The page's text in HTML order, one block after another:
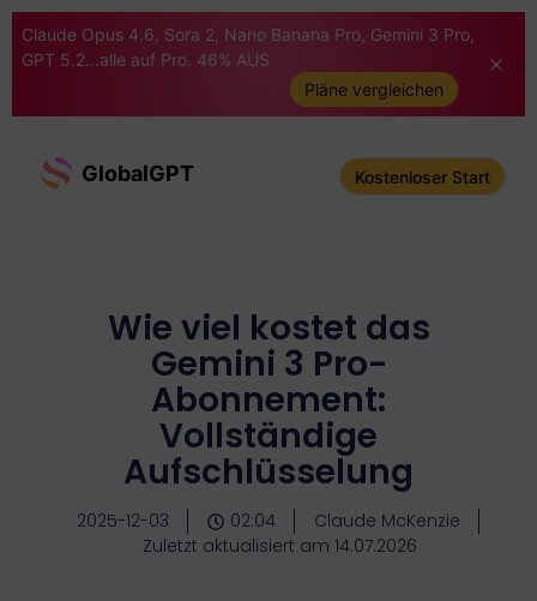
Claude Opus 4.6, Sora 2, Nano Banana Pro, Gemini 3 Pro,
GPT 5.2...alle auf Pro. 46% AUS
Pläne vergleichen
GlobalGPT Kostenloser Start
Wie viel kostet das
Gemini 3 Pro-
Abonnement:
Vollständige
Aufschlüsselung
2025-12-03 02:04
Claude McKenzie
Zuletzt aktualisiert am 14.07.2026